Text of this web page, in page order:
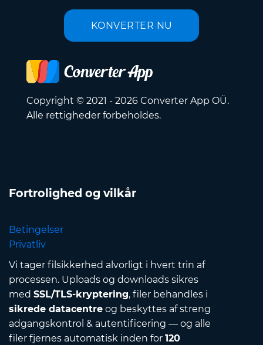
KONVERTER NU
Copyright © 2021 - 2026 Converter App OÜ.
Alle rettigheder forbeholdes.
Fortrolighed og vilkår
Betingelser
Privatliv
Vi tager filsikkerhed alvorligt i hvert trin af
processen. Uploads og downloads sikres
med SSL/TLS-kryptering, filer behandles i
sikrede datacentre og beskyttes af streng
adgangskontrol & autentificering — og alle
filer fjernes automatisk inden for 120